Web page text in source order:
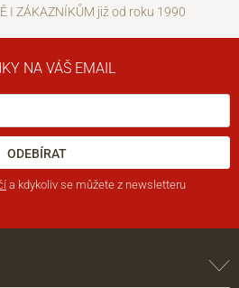
I ZÁKAZNÍKŮM již od roku 1990
NA VÁŠ EMAIL
ODEBÍRAT
a kdykoliv se můžete z newsletteru